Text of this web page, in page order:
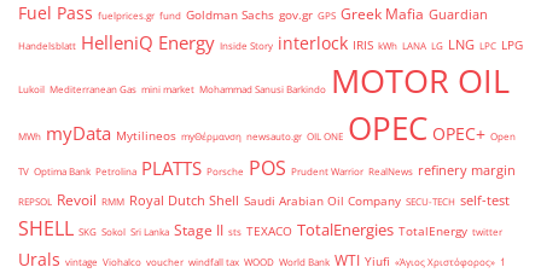
Fuel Pass fuelprices.gr fund Goldman Sachs gov.gr GPS Greek Mafia Guardian
Handelsblatt HelleniQ Energy Inside Story interlock IRIS kWh LANA LG LNG LPC LPG
Lukoil Mediterranean Gas mini market Mohammad Sanusi Barkindo MOTOR OIL
MWh myData Mytilineos myΘέρμανση newsauto.gr OIL ONE OPEC OPEC+ Open
TV Optima Bank Petrolina PLATTS Porsche POS Prudent Warrior RealNews refinery margin
REPSOL Revoil RMM Royal Dutch Shell Saudi Arabian Oil Company SECU-TECH self-test
SHELL SKG Sokol Sri Lanka Stage II sts TEXACO TotalEnergies TotalEnergy twitter
Urals vintage Viohalco voucher windfall tax WOOD World Bank WTI Yiufi «Άγιος Χριστόφορος» ΄1